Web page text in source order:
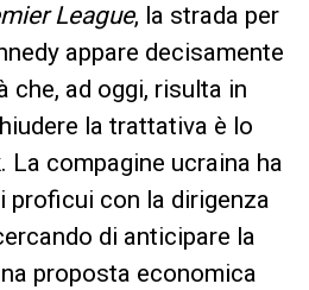
League, la strada per
appare decisamente
che, ad oggi, risulta in
la trattativa è lo
. La compagine ucraina ha
proficui con la dirigenza
di anticipare la
proposta economica